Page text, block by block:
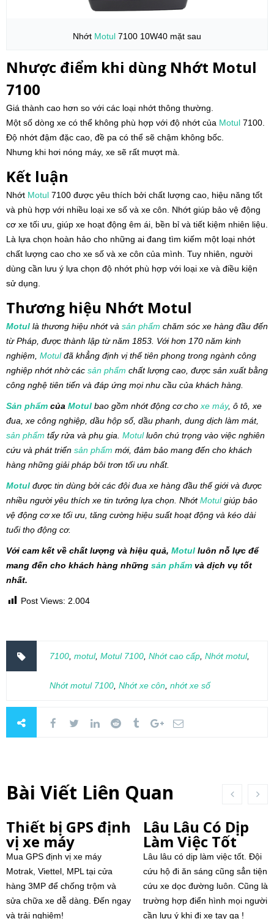
Nhớt Motul 7100 10W40 mặt sau
Nhược điểm khi dùng Nhớt Motul
7100
Giá thành cao hơn so với các loại nhớt thông thường.
Một số dòng xe có thể không phù hợp với độ nhớt của Motul 7100.
Độ nhớt đậm đặc cao, đề pa có thể sẽ chậm không bốc.
Nhưng khi hơi nóng máy, xe sẽ rất mượt mà.
Kết luận
Nhớt Motul 7100 được yêu thích bởi chất lượng cao, hiệu năng tốt
và phù hợp với nhiều loại xe số và xe côn. Nhớt giúp bảo vệ động
cơ xe tối ưu, giúp xe hoạt động êm ái, bền bỉ và tiết kiệm nhiên liệu.
Là lựa chọn hoàn hảo cho những ai đang tìm kiếm một loại nhớt
chất lượng cao cho xe số và xe côn của mình. Tuy nhiên, người
dùng cần lưu ý lựa chọn độ nhớt phù hợp với loại xe và điều kiện
sử dụng.
Thương hiệu Nhớt Motul
Motul là thương hiệu nhớt và sản phẩm chăm sóc xe hàng đầu đến
từ Pháp, được thành lập từ năm 1853. Với hơn 170 năm kinh
nghiệm, Motulđã khẳng định vị thế tiên phong trong ngành công
nghiệp nhớt nhờ các sản phẩm chất lượng cao, được sản xuất bằng
công nghệ tiên tiến và đáp ứng mọi nhu cầu của khách hàng.
Sản phẩm của Motul bao gồm nhớt động cơ cho xe máy, ô tô, xe
đua, xe công nghiệp, dầu hộp số, dầu phanh, dung dịch làm mát,
sản phẩm tẩy rửa và phụ gia. Motulluôn chú trọng vào việc nghiên
cứu và phát triển sản phẩm mới, đảm bảo mang đến cho khách
hàng những giải pháp bôi trơn tối ưu nhất.
Motul được tin dùng bởi các đội đua xe hàng đầu thế giới và được
nhiều người yêu thích xe tin tưởng lựa chọn. NhớtMotulgiúp bảo
vệ động cơ xe tối ưu, tăng cường hiệu suất hoạt động và kéo dài
tuổi thọ động cơ.
Với cam kết về chất lượng và hiệu quả, Motul luôn nỗ lực để
mang đến cho khách hàng những sản phẩm và dịch vụ tốt
nhất.
Post Views: 2.004
7100 motul, Motul 7100 Nhớt cao cấp Nhớt motul,
Nhớt motul 7100 Nhớt xe côn nhớt xe số
Bài Viết Liên Quan
Thiết bị GPS định
vị xe máy
Mua GPS định vị xe máy
Motrak, Viettel, MPL tại cửa
hàng 3MP để chống trộm và
sửa chữa xe dễ dàng. Đến ngay
và trải nghiệm!
Lâu Lâu Có Dịp
Làm Việc Tốt
Lâu lâu có dịp làm việc tốt. Đội
cứu hộ đi ăn sáng cũng sẳn tiện
cứu xe dọc đường luôn. Cũng là
trường hợp điển hình mọi người
cần lưu ý khi đi xe tay ga !